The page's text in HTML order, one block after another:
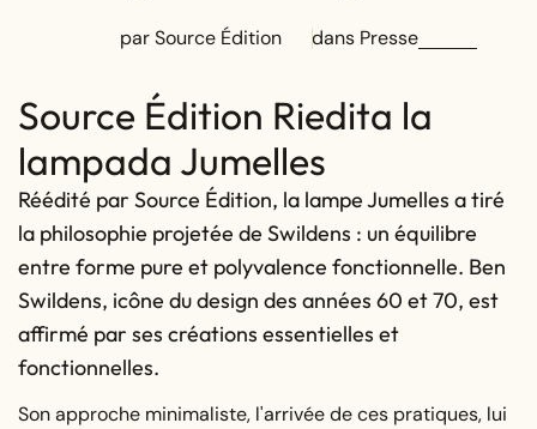
par Source Édition dans Presse
Source Édition Riedita la
lampada Jumelles
Réédité par Source Édition, la lampe Jumelles a tiré
la philosophie projetée de Swildens : un équilibre
entre forme pure et polyvalence fonctionnelle. Ben
Swildens, icône du design des années 60 et 70, est
affirmé par ses créations essentielles et
fonctionnelles.
Son approche minimaliste, l'arrivée de ces pratiques, lui